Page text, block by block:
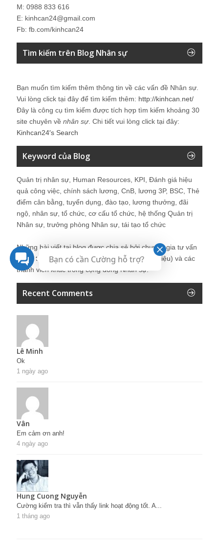
M: 0988 833 616
E: kinhcan24@gmail.com
Fb: fb.com/kinhcan24
Tìm kiếm trên Blog Nhân sự
Bạn muốn tìm kiếm thêm thông tin về các vấn đề Nhân sự
Vui lòng click tại đây để tìm kiếm thêm: http://kinhcan.net/
Đây là công cụ tìm kiếm được tích hợp tìm kiếm khoảng 30
site chuyên về nhân sự. Chi tiết vui lòng click tại đây:
Kinhcan24′s Search
Keyword của Blog
Quản trị nhân sự, Human Resources, KPI, Đánh giá hiệu
quả công việc, chính sách lương, CnB, lương 3P, BSC, Thẻ
điểm cân bằng, tuyển dụng, đào tạo, lương thưởng, đãi
ngộ, nhân sự, tổ chức, cơ cấu tổ chức, hệ thống Quản trị
Nhân sự, trưởng phòng Nhân sự, tái tạo tổ chức
Những bài viết tại blog được chia sẻ bởi chuyên gia tư vấn
Quản trị Nhân sự Nguyễn Hùng Cường (giới thiệu) và các
thành viên khác trong cộng đồng Nhân sự.
Recent Comments
Lê Minh
Ok
1 ngày ago
Vân
Em cảm ơn anh!
4 ngày ago
Hung Cuong Nguyễn
Cường kiểm tra thì vẫn thấy link hoạt động tốt. A...
1 tháng ago
Bạn có cần Cường hỗ trợ?